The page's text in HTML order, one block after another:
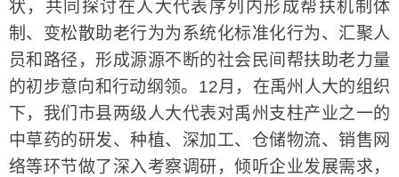
状，共同探讨在人大代表序列内形成帮扶机制体
制、变松散助老行为为系统化标准化行为、汇聚人
员和路径，形成源源不断的社会民间帮扶助老力量
的初步意向和行动纲领。12月，在禹州人大的组织
下，我们市县两级人大代表对禹州支柱产业之一的
中草药的研发、种植、深加工、仓储物流、销售网
络等环节做了深入考察调研，倾听企业发展需求，